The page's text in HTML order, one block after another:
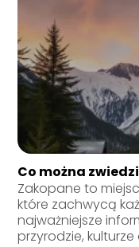
Co można
Zakopane to
które zachwycą
najważniejsze
przyrodzie, kulturze